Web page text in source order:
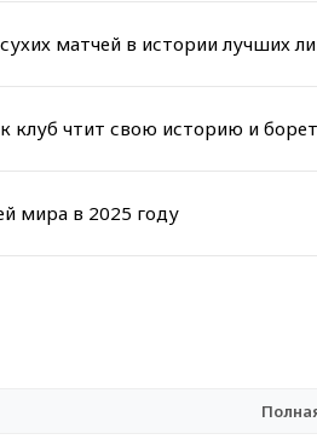
матчей в истории лучших
клуб чтит свою историю и
мира в 2025 году